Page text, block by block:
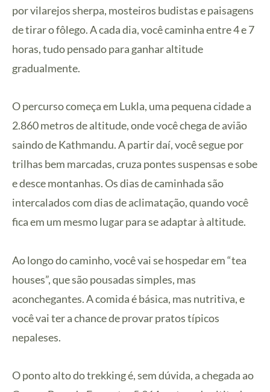
por vilarejos sherpa, mosteiros budistas e paisagens
de tirar o fôlego. A cada dia, você caminha entre 4 e 7
horas, tudo pensado para ganhar altitude
gradualmente.
O percurso começa em Lukla, uma pequena cidade a
2.860 metros de altitude, onde você chega de avião
saindo de Kathmandu. A partir daí, você segue por
trilhas bem marcadas, cruza pontes suspensas e sobe
e desce montanhas. Os dias de caminhada são
intercalados com dias de aclimatação, quando você
fica em um mesmo lugar para se adaptar à altitude.
Ao longo do caminho, você vai se hospedar em “tea
houses”, que são pousadas simples, mas
aconchegantes. A comida é básica, mas nutritiva, e
você vai ter a chance de provar pratos típicos
nepaleses.
O ponto alto do trekking é, sem dúvida, a chegada ao